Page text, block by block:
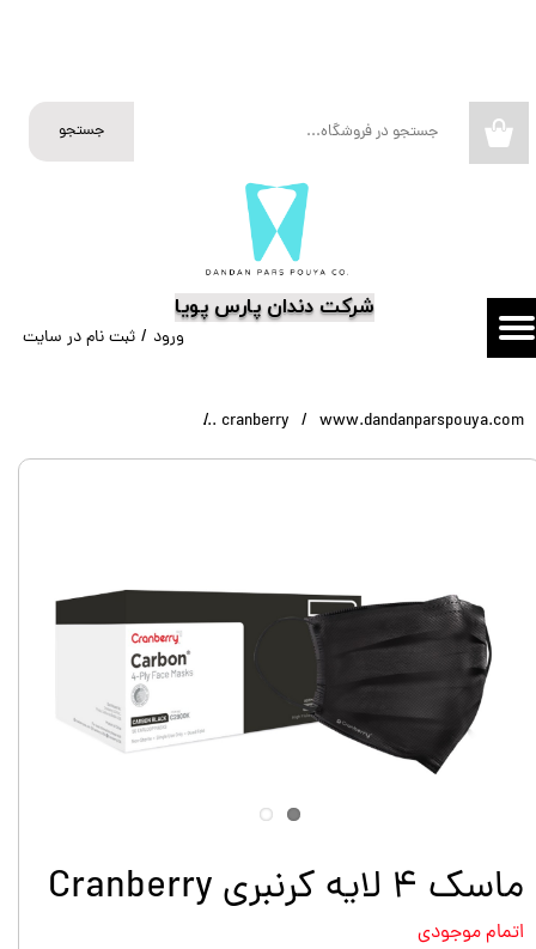
​شرکت دندان پارس پویا
جستجو
ورود / ثبت نام در سایت
تغییر گذر واژه
سفارشات
www.dandanparspouya.com
cranberry
ماسک ۴ لایه کرنبری Cranberry
اتمام موجودی